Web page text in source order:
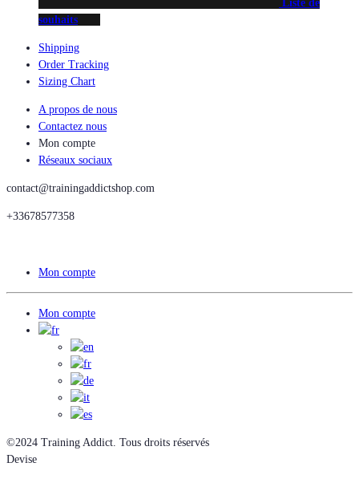
Liste de
souhaits
Shipping
Order Tracking
Sizing Chart
A propos de nous
Contactez nous
Mon compte
Réseaux sociaux
contact@trainingaddictshop.com
+33678577358
Mon compte
Mon compte
©2024 Training Addict. Tous droits réservés
Devise